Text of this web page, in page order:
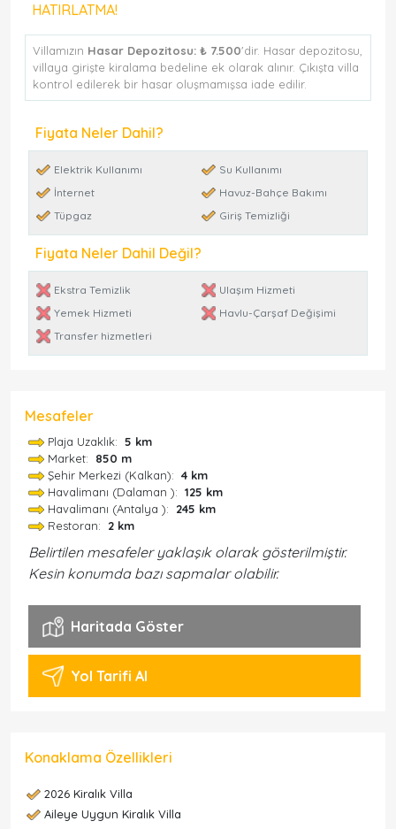
HATIRLATMA!
Villamızın Hasar Depozitosu: ₺ 7.500'dir. Hasar depozitosu,
villaya girişte kiralama bedeline ek olarak alınır. Çıkışta villa
kontrol edilerek bir hasar oluşmamışsa iade edilir.
Fiyata Neler Dahil?
Elektrik Kullanımı
Su Kullanımı
İnternet
Havuz-Bahçe Bakımı
Tüpgaz
Giriş Temizliği
Fiyata Neler Dahil Değil?
Ekstra Temizlik
Ulaşım Hizmeti
Yemek Hizmeti
Havlu-Çarşaf Değişimi
Transfer hizmetleri
Mesafeler
Plaja Uzaklık: 5 km
Market: 850 m
Şehir Merkezi (Kalkan): 4 km
Havalimanı (Dalaman ): 125 km
Havalimanı (Antalya ): 245 km
Restoran: 2 km
Belirtilen mesafeler yaklaşık olarak gösterilmiştir.
Kesin konumda bazı sapmalar olabilir.
Haritada Göster
Yol Tarifi Al
Konaklama Özellikleri
2026 Kiralık Villa
Aileye Uygun Kiralık Villa